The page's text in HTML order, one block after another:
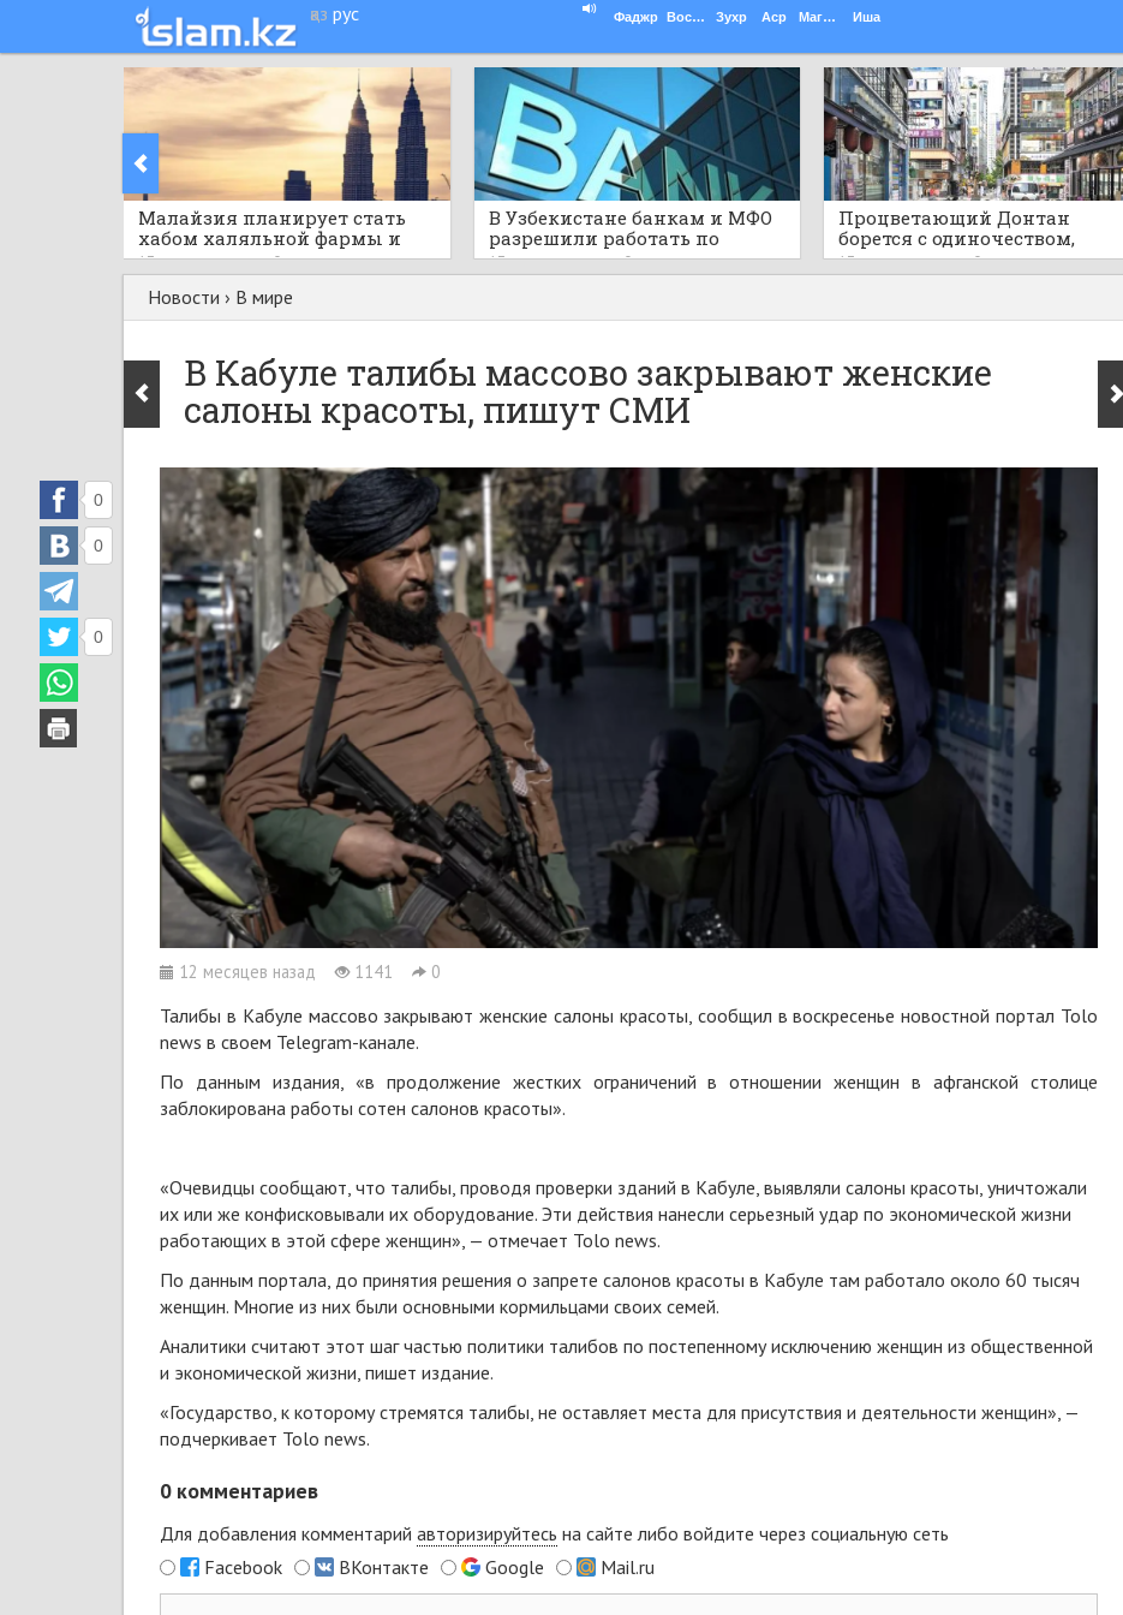
қаз рус Фаджр Восход Зухр Аср Магриб Иша
Малайзия планирует стать
хабом халяльной фармы и
здравоохранения АСЕАН
13 часов назад 0
В Узбекистане банкам и МФО
разрешили работать по
нормам шариата
13 часов назад 0
Процветающий Донтан
борется с одиночеством,
пустыми развлекательными
районами
13 часов назад 0
Новости › В мире
В Кабуле талибы массово закрывают женские
салоны красоты, пишут СМИ
12 месяцев назад 1141 0
0
0
0
Талибы в Кабуле массово закрывают женские салоны красоты, сообщил в воскресенье новостной портал Tolo
news в своем Telegram-канале.
По данным издания, «в продолжение жестких ограничений в отношении женщин в афганской столице
заблокирована работы сотен салонов красоты».
«Очевидцы сообщают, что талибы, проводя проверки зданий в Кабуле, выявляли салоны красоты, уничтожали
их или же конфисковывали их оборудование. Эти действия нанесли серьезный удар по экономической жизни
работающих в этой сфере женщин», — отмечает Tolo news.
По данным портала, до принятия решения о запрете салонов красоты в Кабуле там работало около 60 тысяч
женщин. Многие из них были основными кормильцами своих семей.
Аналитики считают этот шаг частью политики талибов по постепенному исключению женщин из общественной
и экономической жизни, пишет издание.
«Государство, к которому стремятся талибы, не оставляет места для присутствия и деятельности женщин», —
подчеркивает Tolo news.
0 комментариев
Для добавления комментарий авторизируйтесь на сайте либо войдите через социальную сеть
Facebook
ВКонтакте Google Mail.ru